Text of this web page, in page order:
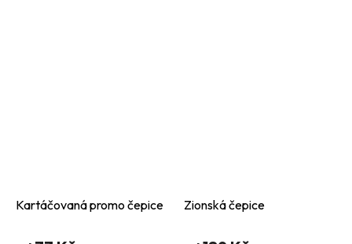
Kartáčovaná promo čepice Zionská čepice